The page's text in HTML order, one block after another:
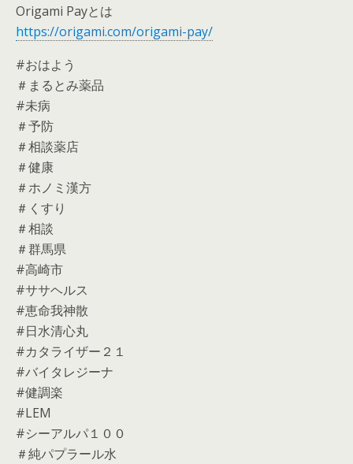
Origami Payとは
https://origami.com/origami-pay/
#おはよう
＃まるとみ薬品
#未病
＃予防
＃相談薬店
＃健康
＃ホノミ漢方
＃くすり
＃相談
＃群馬県
#高崎市
#ササヘルス
#恵命我神散
#日水清心丸
#カタライザー２１
#バイタレジーナ
#健調楽
#LEM
#シーアルパ１００
＃純パプラール水